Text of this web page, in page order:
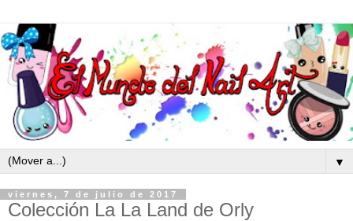
▼
viernes, 7 de julio de 2017
Colección La La Land de Orly